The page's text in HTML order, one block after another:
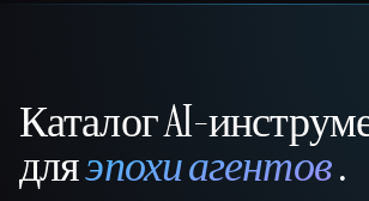
That AI Collection
Каталог AI-
дляэпохи агентов.